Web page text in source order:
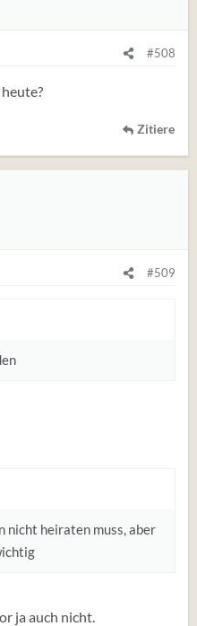
#508
Zitiere
#509
nicht heiraten muss, aber
ja auch nicht.